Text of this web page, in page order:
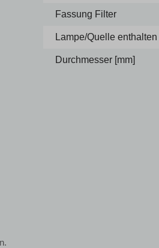
Fassung Filter
Lampe/Quelle enthalten
Durchmesser [mm]